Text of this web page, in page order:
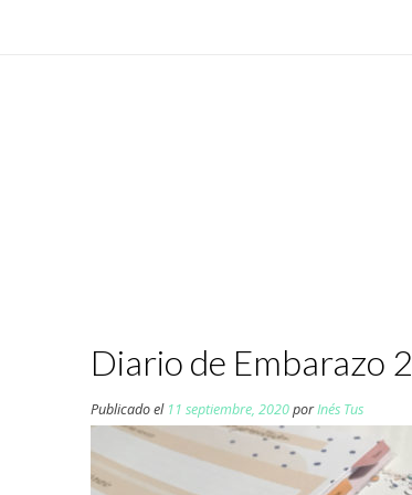
Diario de Embarazo 2
Publicado el 11 septiembre, 2020porInés Tus